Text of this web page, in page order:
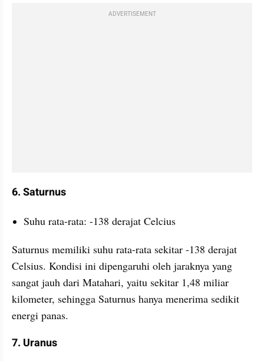
ADVERTISEMENT
6. Saturnus
Suhu rata-rata: -138 derajat Celcius
Saturnus memiliki suhu rata-rata sekitar -138 derajat
Celsius. Kondisi ini dipengaruhi oleh jaraknya yang
sangat jauh dari Matahari, yaitu sekitar 1,48 miliar
kilometer, sehingga Saturnus hanya menerima sedikit
energi panas.
7. Uranus